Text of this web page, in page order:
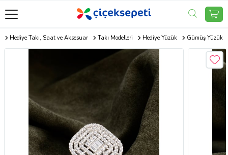
Hediye Takı, Saat ve Aksesuar Takı Modelleri Hediye Yüzük Gümüş Yüzük